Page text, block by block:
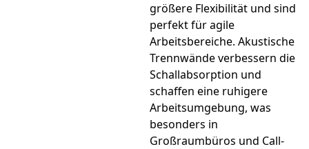
größere Flexibilität und sind
perfekt für agile
Arbeitsbereiche. Akustische
Trennwände verbessern die
Schallabsorption und
schaffen eine ruhigere
Arbeitsumgebung, was
besonders in
Großraumbüros und Call-